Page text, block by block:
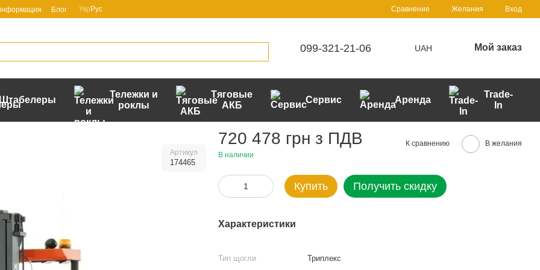
Блог Укр Рус Сравнение Желания Вход
099-321-21-06 UAH Мой заказ
Штабелеры
Тележки и
роклы
Тяговые
АКБ
Сервис Аренда
Trade-
In
Артикул
174465
720 478 грн з ПДВ
В наличии
К сравнению В желания
Купить Получить скидку
Характеристики
Тип щогли
Триплекс